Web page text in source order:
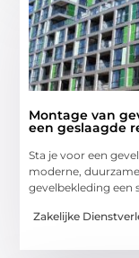
Montage van
een geslaagde
Sta je voor een
moderne,
gevelbekleding een
Zakelijke